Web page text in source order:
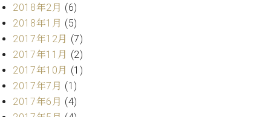
W.
ホ
フ
マ
ン
ラ
デ
技
術
業
セ
ン
タ
ー
2018年2月 (6)
2018年1月 (5)
2017年12月 (7)
2017年11月 (2)
2017年10月 (1)
2017年7月 (1)
2017年6月 (4)